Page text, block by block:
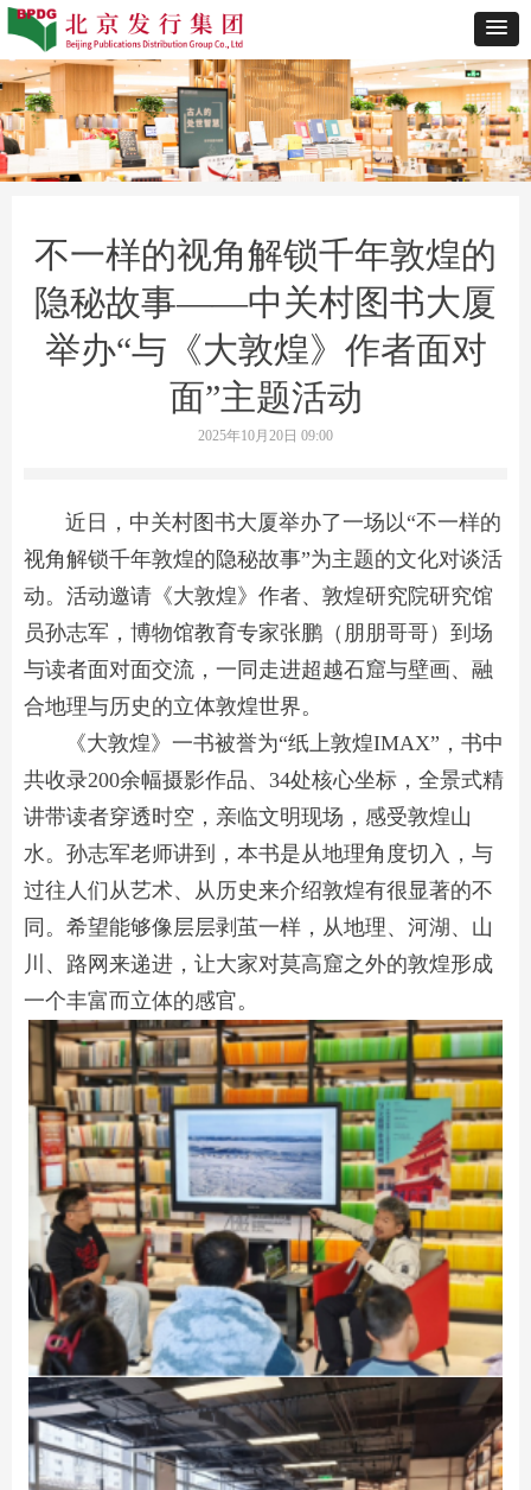
近日，中关村图书大厦举办了一场以“不一样的
视角解锁千年敦煌的隐秘故事”为主题的文化对谈活
动。活动邀请《大敦煌》作者、敦煌研究院研究馆
员孙志军，博物馆教育专家张鹏（朋朋哥哥）到场
与读者面对面交流，一同走进超越石窟与壁画、融
合地理与历史的立体敦煌世界。
《大敦煌》一书被誉为“纸上敦煌IMAX”，书中
共收录200余幅摄影作品、34处核心坐标，全景式精
讲带读者穿透时空，亲临文明现场，感受敦煌山
水。孙志军老师讲到，本书是从地理角度切入，与
过往人们从艺术、从历史来介绍敦煌有很显著的不
同。希望能够像层层剥茧一样，从地理、河湖、山
川、路网来递进，让大家对莫高窟之外的敦煌形成
一个丰富而立体的感官。
不一样的视角解锁千年敦煌的
隐秘故事——中关村图书大厦
举办“与《大敦煌》作者面对
面”主题活动
2025年10月20日 09:00